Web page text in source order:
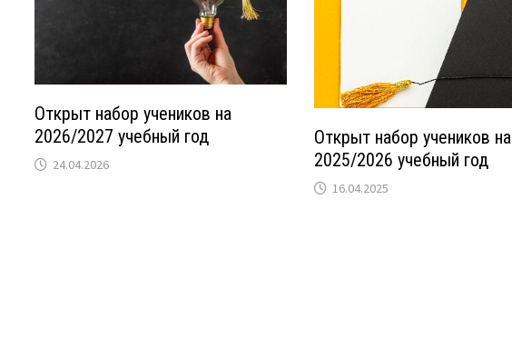
Открыт набор учеников на
2026/2027 учебный год
24.04.2026
Открыт набор учеников на
2025/2026 учебный год
16.04.2025